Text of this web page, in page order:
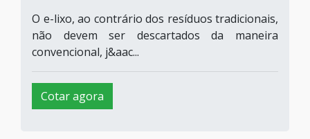
O e-lixo, ao contrário dos resíduos tradicionais,
não devem ser descartados da maneira
convencional, j&aac...
Cotar agora